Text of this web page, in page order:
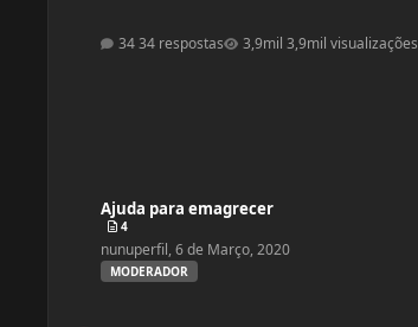
34 respostas 3,9mil visualizações
Ajuda para emagrecer
4
nunuperfil, 6 de Março, 2020
MODERADOR